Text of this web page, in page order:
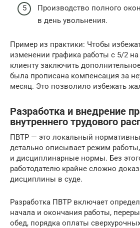
Производство полного
в день увольнения.
Пример из практики: Чтобы
изменении графика работы с 5/2
клиенту заключить
была прописана компенсация за
месяц. Это позволило избежать
Разработка и внедрение
внутреннего трудового
ПВТР — это локальный
детально описывает режим
и дисциплинарные нормы. Без
работодателю крайне сложно
дисциплины в суде.
Разработка ПВТР включает
начала и окончания работы,
обед, порядка оплаты